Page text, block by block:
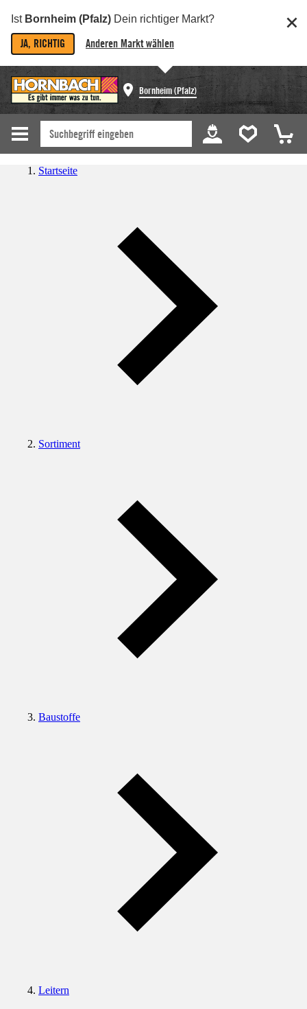
Ist Bornheim (Pfalz) Dein richtiger Markt?
JA, RICHTIG Anderen Markt wählen
Bornheim (Pfalz)
Startseite
Sortiment
Baustoffe
Leitern